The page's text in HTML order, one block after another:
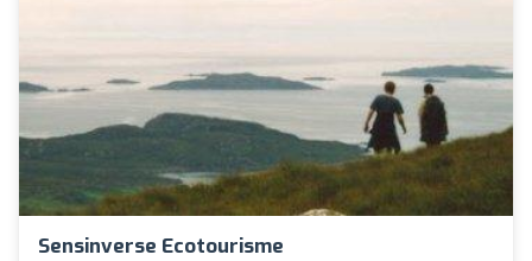
Sensinverse Ecotourisme